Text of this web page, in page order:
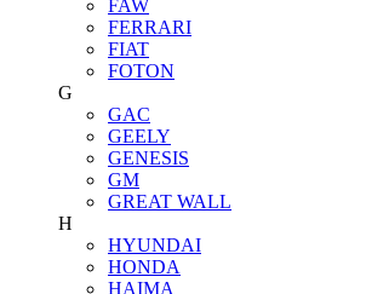
FAW
FERRARI
FIAT
FOTON
G
GAC
GEELY
GENESIS
GM
GREAT WALL
H
HYUNDAI
HONDA
HAIMA